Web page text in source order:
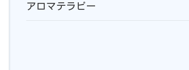
アロマテラピー